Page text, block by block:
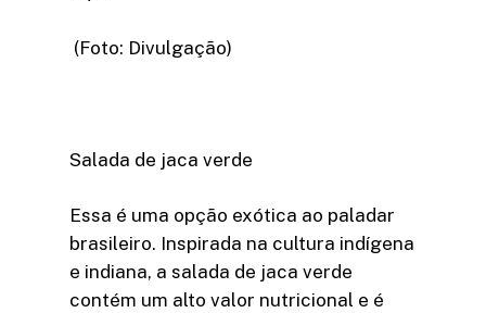
(Foto: Divulgação)
Salada de jaca verde
Essa é uma opção exótica ao paladar
brasileiro. Inspirada na cultura indígena
e indiana, a salada de jaca verde
contém um alto valor nutricional e é